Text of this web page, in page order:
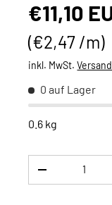
€11,10
Grundpreis
€2,47 /m
inkl. MwSt.Versand
0 auf Lager
0.6 kg
MENGE